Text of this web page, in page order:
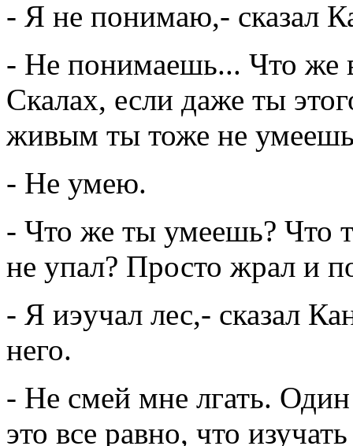
- Я не понимаю,- сказал
- Не понимаешь... Что же
Скалах, если даже ты
живым ты тоже не умеешь
- Не умею.
- Что же ты умеешь? Что
не упал? Просто жрал и
- Я иэучал лес,- сказал
него.
- Не смей мне лгать. Один
это все равно, что